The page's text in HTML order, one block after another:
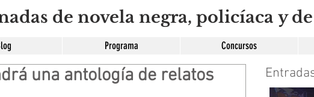
de novela negra, policíaca y
una antología de relatos
Programa Concursos